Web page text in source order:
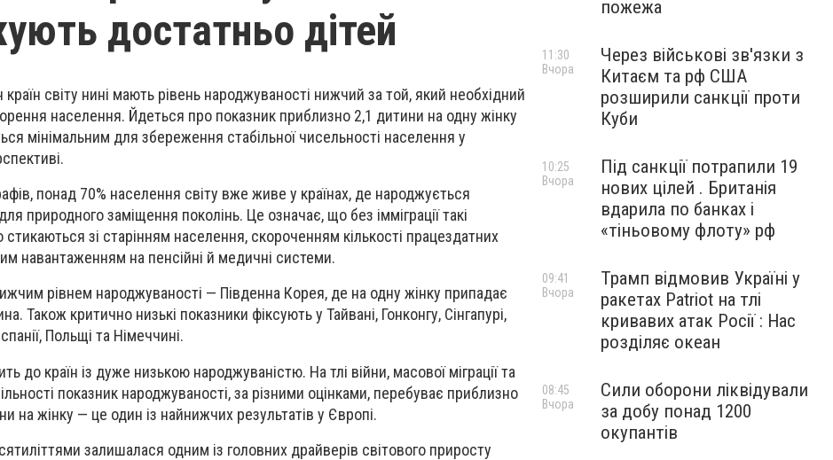
достатньо дітей
світу нині мають рівень народжуваності нижчий за той, який необхідний
населення. Йдеться про показник приблизно 2,1 дитини на одну жінку
мінімальним для збереження стабільної чисельності населення у
понад 70% населення світу вже живе у країнах, де народжується
природного заміщення поколінь. Це означає, що без імміграції такі
зі старінням населення, скороченням кількості працездатних
навантаженням на пенсійні й медичні системи.
рівнем народжуваності — Південна Корея, де на одну жінку припадає
Також критично низькі показники фіксують у Тайвані, Гонконгу, Сінгапурі,
Польщі та Німеччині.
до країн із дуже низькою народжуваністю. На тлі війни, масової міграції та
показник народжуваності, за різними оцінками, перебуває приблизно
на жінку — це один із найнижчих результатів у Європі.
залишалася одним із головних драйверів світового приросту
пожежа
Через військові зв'язки з
Китаєм та рф США
розширили санкції проти
Куби
11:30
Вчора
Під санкції потрапили 19
нових цілей . Британія
вдарила по банках і
«тіньовому флоту» рф
10:25
Вчора
Трамп відмовив Україні у
ракетах Patriot на тлі
кривавих атак Росії : Нас
розділяє океан
09:41
Вчора
Сили оборони ліквідували
за добу понад 1200
окупантів
08:45
Вчора